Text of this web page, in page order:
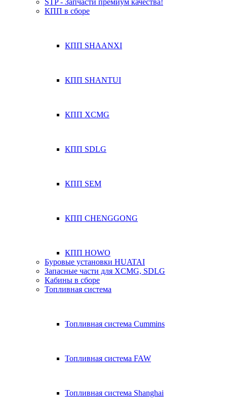
STP - Запчасти премиум качества!
КПП в сборе
КПП SHAANXI
КПП SHANTUI
КПП XCMG
КПП SDLG
КПП SEM
КПП CHENGGONG
КПП HOWO
Буровые установки HUATAI
Запасные части для XCMG, SDLG
Кабины в сборе
Топливная система
Топливная система Cummins
Топливная система FAW
Топливная система Shanghai